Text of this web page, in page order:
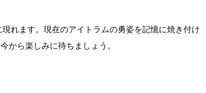
れます。現在のアイトラムの勇姿を記憶に焼き付け
から楽しみに待ちましょう。